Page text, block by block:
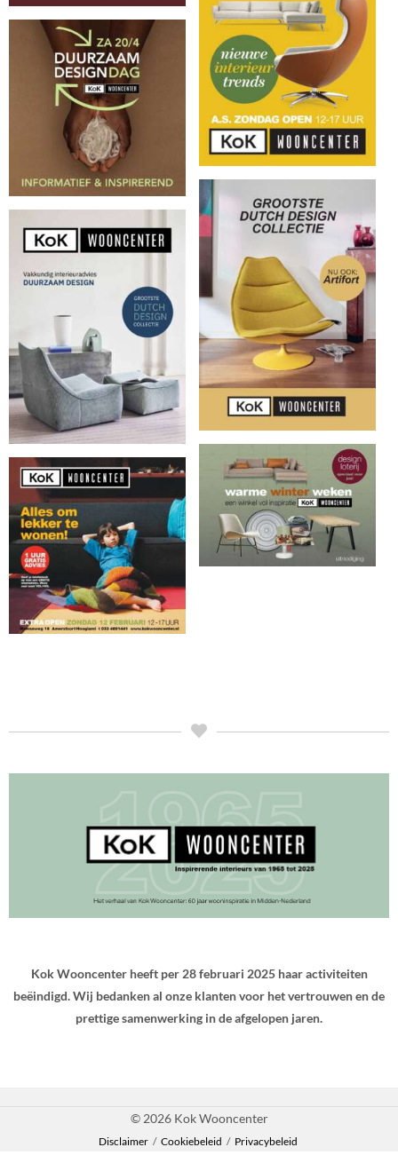
Kok Wooncenter heeft per 28 februari 2025 haar activiteiten
beëindigd. Wij bedanken al onze klanten voor het vertrouwen en de
prettige samenwerking in de afgelopen jaren.
© 2026 Kok Wooncenter
Disclaimer / Cookiebeleid / Privacybeleid